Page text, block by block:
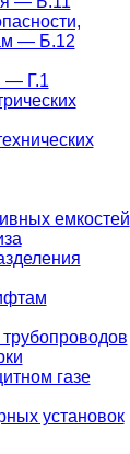
— Б.12
— Г.1
емкостей
газе
установок